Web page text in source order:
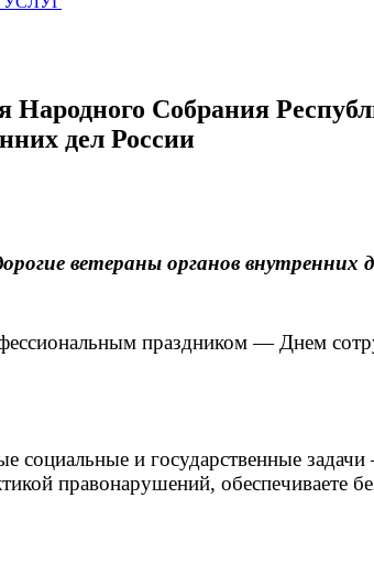
Народного Собрания
дел России
ветераны органов внутренних
праздником — Днем
и государственные
правонарушений, обеспечиваете